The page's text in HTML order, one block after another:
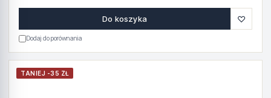
Do koszyka ♡
Dodaj do porównania
TANIEJ -35 ZŁ